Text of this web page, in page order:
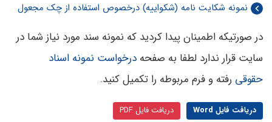
نمونه شکایت نامه (شکواییه) درخصوص استفاده از چک مجعول
در صورتیکه اطمینان پیدا کردید که نمونه سند مورد نیاز شما در
سایت قرار ندارد لطفا به صفحه درخواست نمونه اسناد
حقوقی رفته و فرم مربوطه را تکمیل کنید.
دریافت فایل Word دریافت فایل PDF